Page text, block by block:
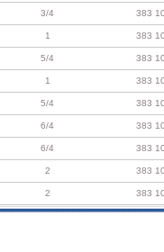
3/4 383
1 383
5/4 383
1 383
5/4 383
6/4 383
6/4 383
2 383
2 383